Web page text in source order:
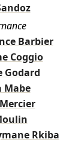
Barbier
Coggio
Godard
Mabe
Rkiba